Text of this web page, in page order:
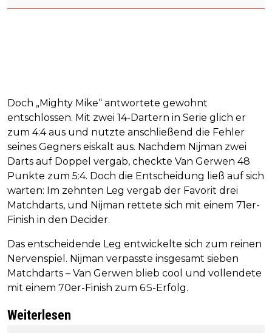
Doch „Mighty Mike“ antwortete gewohnt
entschlossen. Mit zwei 14-Dartern in Serie glich er
zum 4:4 aus und nutzte anschließend die Fehler
seines Gegners eiskalt aus. Nachdem Nijman zwei
Darts auf Doppel vergab, checkte Van Gerwen 48
Punkte zum 5:4. Doch die Entscheidung ließ auf sich
warten: Im zehnten Leg vergab der Favorit drei
Matchdarts, und Nijman rettete sich mit einem 71er-
Finish in den Decider.
Das entscheidende Leg entwickelte sich zum reinen
Nervenspiel. Nijman verpasste insgesamt sieben
Matchdarts – Van Gerwen blieb cool und vollendete
mit einem 70er-Finish zum 6:5-Erfolg.
Weiterlesen